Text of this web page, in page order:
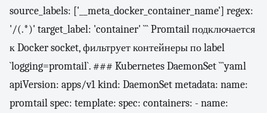
source_labels: ['__meta_docker_container_name'] regex:
'/(.*)' target_label: 'container' ``` Promtail подключается
к Docker socket, фильтрует контейнеры по label
`logging=promtail`. ### Kubernetes DaemonSet ```yaml
apiVersion: apps/v1 kind: DaemonSet metadata: name:
promtail spec: template: spec: containers: - name: